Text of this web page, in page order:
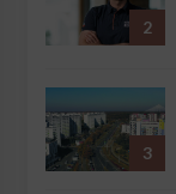
2
3